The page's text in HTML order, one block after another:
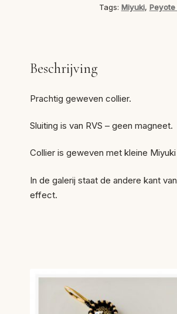
Tags: Miyuki,
Beschrijving
Prachtig geweven collier.
Sluiting is van RVS – geen magneet.
Collier is geweven met kleine
In de galerij staat de andere kant
effect.